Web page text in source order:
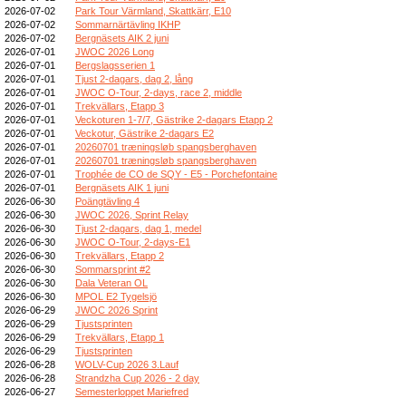
2026-07-02
Park Tour Värmland, Skattkärr, E10
2026-07-02
Sommarnärtävling IKHP
2026-07-02
Bergnäsets AIK 2 juni
2026-07-01
JWOC 2026 Long
2026-07-01
Bergslagsserien 1
2026-07-01
Tjust 2-dagars, dag 2, lång
2026-07-01
JWOC O-Tour, 2-days, race 2, middle
2026-07-01
Trekvällars, Etapp 3
2026-07-01
Veckoturen 1-7/7, Gästrike 2-dagars Etapp 2
2026-07-01
Veckotur, Gästrike 2-dagars E2
2026-07-01
20260701 træningsløb spangsberghaven
2026-07-01
20260701 træningsløb spangsberghaven
2026-07-01
Trophée de CO de SQY - E5 - Porchefontaine
2026-07-01
Bergnäsets AIK 1 juni
2026-06-30
Poängtävling 4
2026-06-30
JWOC 2026, Sprint Relay
2026-06-30
Tjust 2-dagars, dag 1, medel
2026-06-30
JWOC O-Tour, 2-days-E1
2026-06-30
Trekvällars, Etapp 2
2026-06-30
Sommarsprint #2
2026-06-30
Dala Veteran OL
2026-06-30
MPOL E2 Tygelsjö
2026-06-29
JWOC 2026 Sprint
2026-06-29
Tjustsprinten
2026-06-29
Trekvällars, Etapp 1
2026-06-29
Tjustsprinten
2026-06-28
WOLV-Cup 2026 3.Lauf
2026-06-28
Strandzha Cup 2026 - 2 day
2026-06-27
Semesterloppet Mariefred